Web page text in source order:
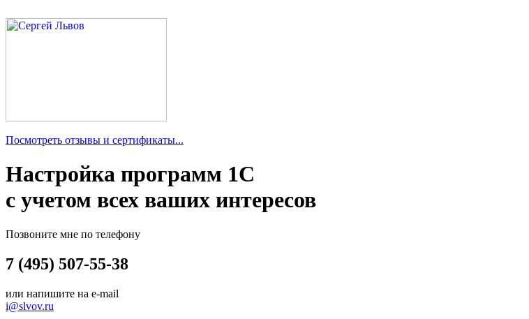
Посмотреть отзывы и сертификаты...
Настройка программ 1С
с учетом всех ваших интересов
Позвоните мне по телефону
7 (495) 507-55-38
или напишите на e-mail
i@slvov.ru